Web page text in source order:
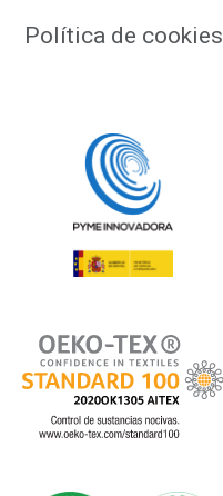
Política de cookies